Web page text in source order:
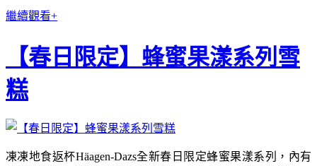
繼續觀看+
【春日限定】蜂蜜果漾系列雪
糕
凍凍地食返杯Häagen-Dazs全新春日限定蜂蜜果漾系列，內有